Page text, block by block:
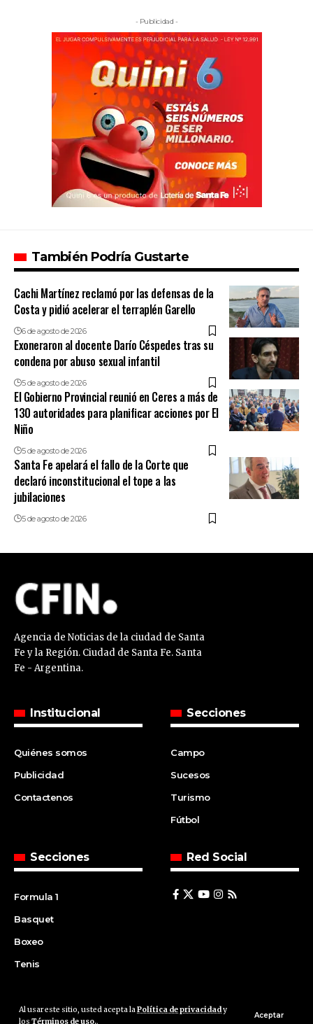
Al usar este sitio, usted acepta laPolítica de privacidady
los Términos de uso..
Aceptar
- Publicidad -
También Podría Gustarte
Cachi Martínez reclamó por las defensas de la
Costa y pidió acelerar el terraplén Garello
6 de agosto de 2026
Exoneraron al docente Darío Céspedes tras su
condena por abuso sexual infantil
5 de agosto de 2026
El Gobierno Provincial reunió en Ceres a más de
130 autoridades para planificar acciones por El
Niño
5 de agosto de 2026
Santa Fe apelará el fallo de la Corte que
declaró inconstitucional el tope a las
jubilaciones
5 de agosto de 2026
Agencia de Noticias de la ciudad de Santa
Fe y la Región. Ciudad de Santa Fe. Santa
Fe - Argentina.
Institucional
Quiénes somos
Publicidad
Contactenos
Secciones
Campo
Sucesos
Turismo
Fútbol
Secciones
Formula 1
Basquet
Boxeo
Tenis
Red Social
© 2008 | Agencia Cfin.com.ar - Santa Fe - Argentina | All rights